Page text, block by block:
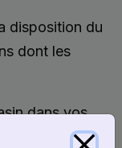
disposition du
dont les
dans vos